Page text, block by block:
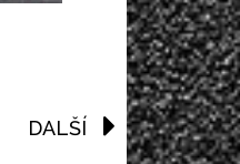
DALŠÍ